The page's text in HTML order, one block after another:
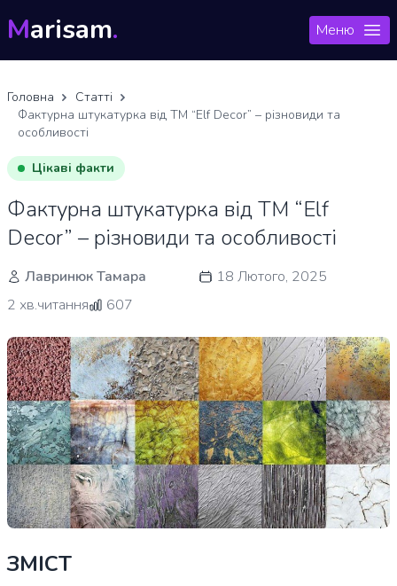
Marisam. Меню
Головна
Статті
Фактурна штукатурка від ТМ “Elf Decor” – різновиди та
особливості
Цікаві факти
Фактурна штукатурка від ТМ “Elf
Decor” – різновиди та особливості
Лавринюк Тамара
18 Лютого, 2025
2 хв.читання
607
ЗМІСТ